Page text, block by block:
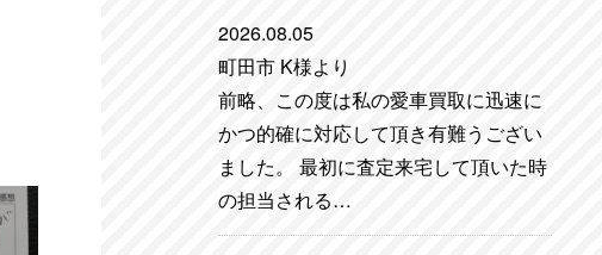
2026.08.05
町田市 K様より
前略、この度は私の愛車買取に迅速に
かつ的確に対応して頂き有難うござい
ました。 最初に査定来宅して頂いた時
の担当される…